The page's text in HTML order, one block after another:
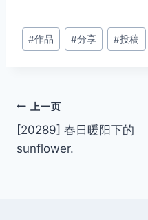
文
章
#作品 #分享 #投稿
文
章
上一页
[20289] 春日暖阳下的
sunflower.